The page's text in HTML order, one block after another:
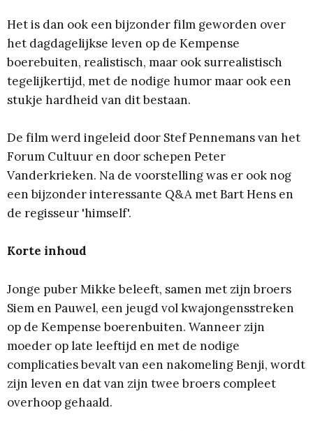
Het is dan ook een bijzonder film geworden over
het dagdagelijkse leven op de Kempense
boerebuiten, realistisch, maar ook surrealistisch
tegelijkertijd, met de nodige humor maar ook een
stukje hardheid van dit bestaan.
De film werd ingeleid door Stef Pennemans van het
Forum Cultuur en door schepen Peter
Vanderkrieken. Na de voorstelling was er ook nog
een bijzonder interessante Q&A met Bart Hens en
de regisseur 'himself'.
Korte inhoud
Jonge puber Mikke beleeft, samen met zijn broers
Siem en Pauwel, een jeugd vol kwajongensstreken
op de Kempense boerenbuiten. Wanneer zijn
moeder op late leeftijd en met de nodige
complicaties bevalt van een nakomeling Benji, wordt
zijn leven en dat van zijn twee broers compleet
overhoop gehaald.